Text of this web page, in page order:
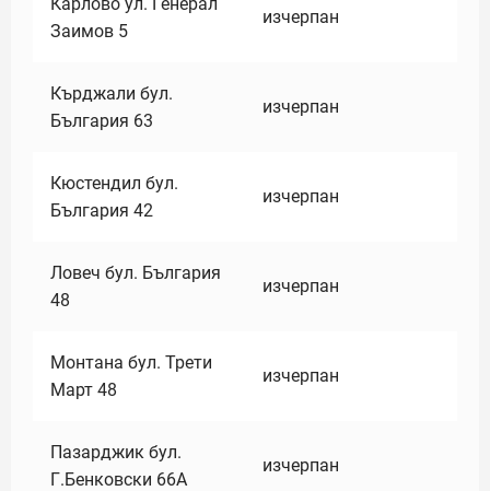
Заимов 5
изчерпан
Кърджали бул.
България 63
изчерпан
Кюстендил бул.
България 42
изчерпан
Ловеч бул. България
48
изчерпан
Монтана бул. Трети
Март 48
изчерпан
Пазарджик бул.
Г.Бенковски 66А
изчерпан